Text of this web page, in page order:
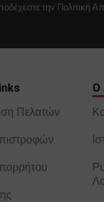
την Πολιτική
Πελατών
Ο